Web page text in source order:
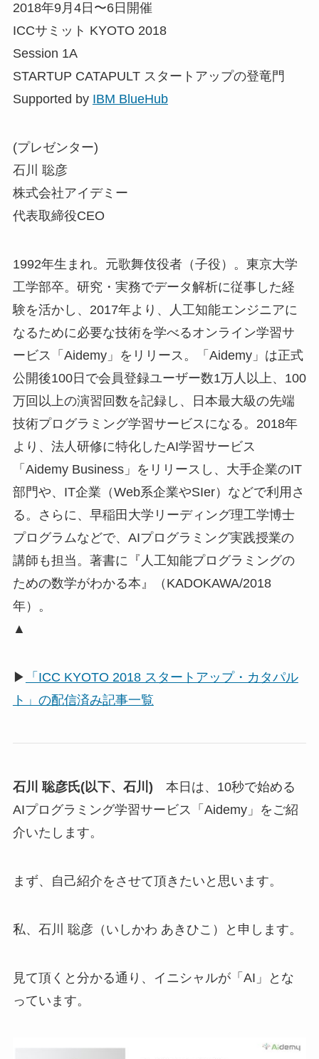
2018年9月4日〜6日開催
ICCサミット KYOTO 2018
Session 1A
STARTUP CATAPULT スタートアップの登竜門
Supported by IBM BlueHub
(プレゼンター)
石川 聡彦
株式会社アイデミー
代表取締役CEO
1992年生まれ。元歌舞伎役者（子役）。東京大学
工学部卒。研究・実務でデータ解析に従事した経
験を活かし、2017年より、人工知能エンジニアに
なるために必要な技術を学べるオンライン学習サ
ービス「Aidemy」をリリース。「Aidemy」は正式
公開後100日で会員登録ユーザー数1万人以上、100
万回以上の演習回数を記録し、日本最大級の先端
技術プログラミング学習サービスになる。2018年
より、法人研修に特化したAI学習サービス
「Aidemy Business」をリリースし、大手企業のIT
部門や、IT企業（Web系企業やSIer）などで利用さ
る。さらに、早稲田大学リーディング理工学博士
プログラムなどで、AIプログラミング実践授業の
講師も担当。著書に『人工知能プログラミングの
ための数学がわかる本』（KADOKAWA/2018
年）。
▲
▶
「ICC KYOTO 2018 スタートアップ・カタパル
ト」の配信済み記事一覧
石川 聡彦氏(以下、石川) 本日は、10秒で始める
AIプログラミング学習サービス「Aidemy」をご紹
介いたします。
まず、自己紹介をさせて頂きたいと思います。
私、石川 聡彦（いしかわ あきひこ）と申します。
見て頂くと分かる通り、イニシャルが「AI」とな
っています。